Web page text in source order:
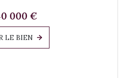
000 €
LE BIEN